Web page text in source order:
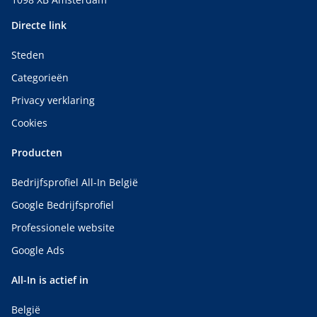
Directe link
Steden
Categorieën
Privacy verklaring
Cookies
Producten
Bedrijfsprofiel All-In België
Google Bedrijfsprofiel
Professionele website
Google Ads
All-In is actief in
België